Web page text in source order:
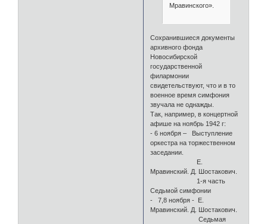
Мравинского».
Сохранившиеся документы
архивного фонда
Новосибирской
государственной
филармонии
свидетельствуют, что и в то
военное время симфония
звучала не однажды.
Так, например, в концертной
афише на ноябрь 1942 г:
- 6 ноября – Выступление
оркестра на торжественном
заседании.
Е.
Мравинский. Д. Шостакович.
1-я часть
Седьмой симфонии
- 7,8 ноября - Е.
Мравинский. Д. Шостакович.
Седьмая